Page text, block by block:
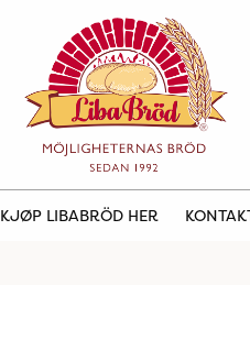
KJØP LIBABRÖD HER